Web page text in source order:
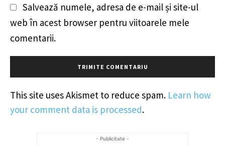
Salvează numele, adresa de e-mail și site-ul
web în acest browser pentru viitoarele mele
comentarii.
This site uses Akismet to reduce spam. Learn how
your comment data is processed.
- Publicitate -